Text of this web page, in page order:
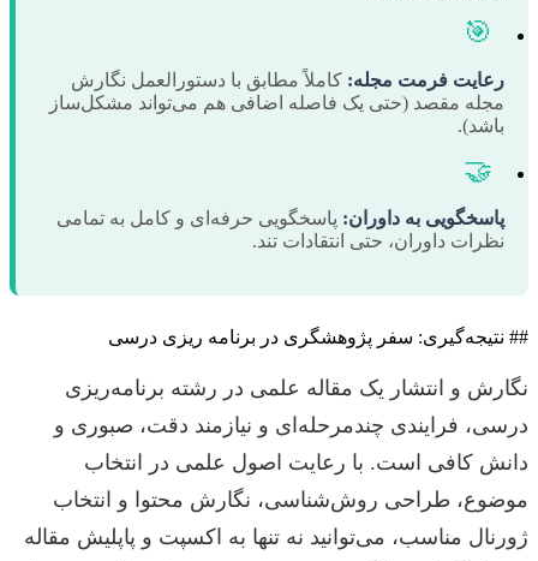
🎯
رعایت فرمت مجله: کاملاً مطابق با دستورالعمل نگارش
مجله مقصد (حتی یک فاصله اضافی هم می‌تواند مشکل‌ساز
باشد).
🤝
پاسخگویی به داوران: پاسخگویی حرفه‌ای و کامل به تمامی
نظرات داوران، حتی انتقادات تند.
## نتیجه‌گیری: سفر پژوهشگری در برنامه ریزی درسی
نگارش و انتشار یک مقاله علمی در رشته برنامه‌ریزی
درسی، فرایندی چندمرحله‌ای و نیازمند دقت، صبوری و
دانش کافی است. با رعایت اصول علمی در انتخاب
موضوع، طراحی روش‌شناسی، نگارش محتوا و انتخاب
ژورنال مناسب، می‌توانید نه تنها به اکسپت و پاپلیش مقاله